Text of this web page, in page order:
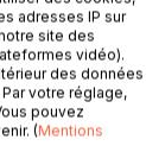
pèsent
vaguement
elle l'est
survivre. Son
aussi la
de la
adresses IP sur
site des
vidéo).
des données
votre réglage,
pouvez
(Mentions